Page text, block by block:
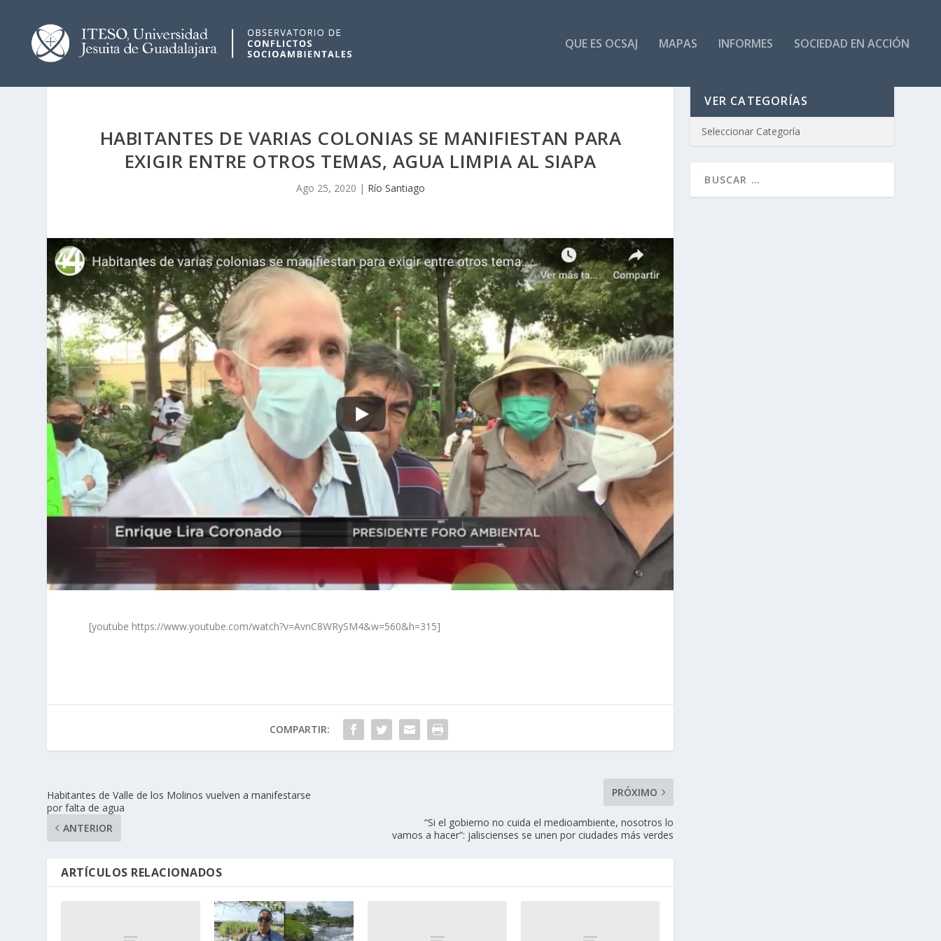
QUE ES OCSAJ MAPAS INFORMES SOCIEDAD EN ACCIÓN
HABITANTES DE VARIAS COLONIAS SE MANIFIESTAN PARA
EXIGIR ENTRE OTROS TEMAS, AGUA LIMPIA AL SIAPA
Ago 25, 2020 | Río Santiago
[youtube https://www.youtube.com/watch?v=AvnC8WRySM4&w=560&h=315]
COMPARTIR:
Habitantes de Valle de los Molinos vuelven a manifestarse
por falta de agua
ANTERIOR
PRÓXIMO
“Si el gobierno no cuida el medioambiente, nosotros lo
vamos a hacer”: jaliscienses se unen por ciudades más verdes
ARTÍCULOS RELACIONADOS
VER CATEGORÍAS